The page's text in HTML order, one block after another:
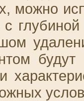
можно
будут